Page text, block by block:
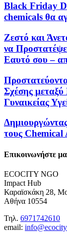
Black Friday
chemicals θα
Ζεστό και
να
Εαυτό σου –
Σχέσης
Γυναικείας
τους
Επικοινωνήστε
ECOCITY NGO
Impact Hub
Καραϊσκάκη 28,
Αθήνα 10554
Τηλ. 6971742610
email: